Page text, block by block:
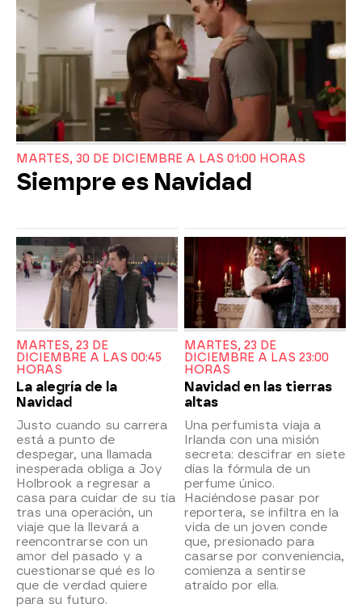
MARTES, 30 DE DICIEMBRE A LAS 01:00 HORAS
Siempre es Navidad
MARTES, 23 DE
DICIEMBRE A LAS 00:45
HORAS
La alegría de la
Navidad
Justo cuando su carrera
está a punto de
despegar, una llamada
inesperada obliga a Joy
Holbrook a regresar a
casa para cuidar de su tía
tras una operación, un
viaje que la llevará a
reencontrarse con un
amor del pasado y a
cuestionarse qué es lo
que de verdad quiere
para su futuro.
MARTES, 23 DE
DICIEMBRE A LAS 23:00
HORAS
Navidad en las tierras
altas
Una perfumista viaja a
Irlanda con una misión
secreta: descifrar en siete
días la fórmula de un
perfume único.
Haciéndose pasar por
reportera, se infiltra en la
vida de un joven conde
que, presionado para
casarse por conveniencia,
comienza a sentirse
atraído por ella.